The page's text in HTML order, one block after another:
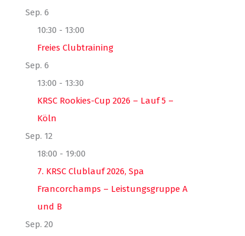
Sep. 6
10:30 - 13:00
Freies Clubtraining
Sep. 6
13:00 - 13:30
KRSC Rookies-Cup 2026 – Lauf 5 –
Köln
Sep. 12
18:00 - 19:00
7. KRSC Clublauf 2026, Spa
Francorchamps – Leistungsgruppe A
und B
Sep. 20